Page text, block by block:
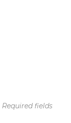
Required fields